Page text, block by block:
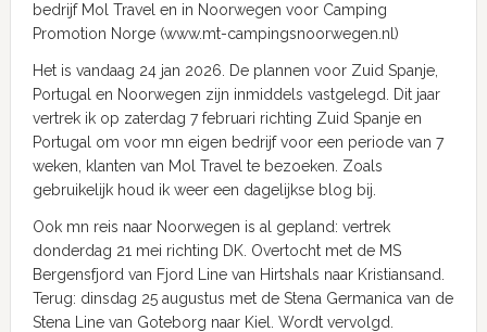
bedrijf Mol Travel en in Noorwegen voor Camping
Promotion Norge (www.mt-campingsnoorwegen.nl)
Het is vandaag 24 jan 2026. De plannen voor Zuid Spanje,
Portugal en Noorwegen zijn inmiddels vastgelegd. Dit jaar
vertrek ik op zaterdag 7 februari richting Zuid Spanje en
Portugal om voor mn eigen bedrijf voor een periode van 7
weken, klanten van Mol Travel te bezoeken. Zoals
gebruikelijk houd ik weer een dagelijkse blog bij.
Ook mn reis naar Noorwegen is al gepland: vertrek
donderdag 21 mei richting DK. Overtocht met de MS
Bergensfjord van Fjord Line van Hirtshals naar Kristiansand.
Terug: dinsdag 25 augustus met de Stena Germanica van de
Stena Line van Goteborg naar Kiel. Wordt vervolgd.